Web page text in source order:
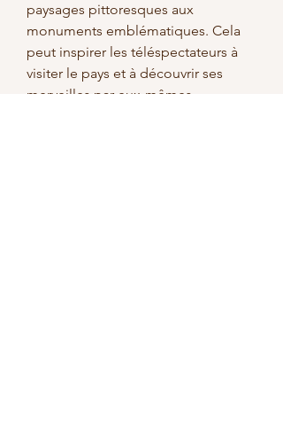
paysages pittoresques aux
monuments emblématiques. Cela
peut inspirer les téléspectateurs à
visiter le pays et à découvrir ses
merveilles par eux-mêmes.